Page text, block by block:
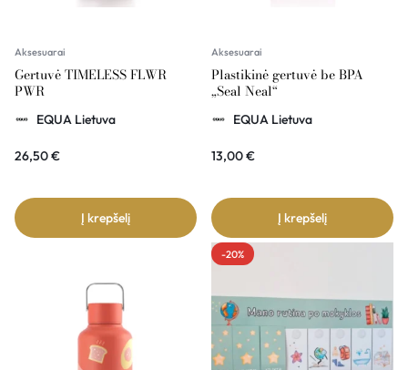
Aksesuarai
Gertuvė TIMELESS FLWR
PWR
EQUA Lietuva
26,50€
Į krepšelį
Aksesuarai
Plastikinė gertuvė be BPA
„Seal Neal“
EQUA Lietuva
13,00€
Į krepšelį
-20%